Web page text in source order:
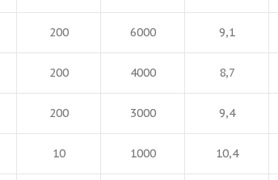
200 6000 9,1
200 4000 8,7
200 3000 9,4
10 1000 10,4